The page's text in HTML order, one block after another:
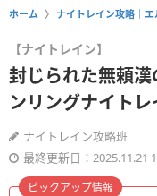
ホーム ナイトレイン攻略｜
【ナイトレイン】
封じられた無頼
ンリングナイトレ
ナイトレイン攻略班
最終更新日：2025.11.21
ピックアップ情報